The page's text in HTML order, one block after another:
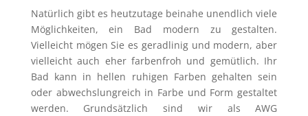
Natürlich gibt es heutzutage beinahe unendlich viele
Möglichkeiten, ein Bad modern zu gestalten.
Vielleicht mögen Sie es geradlinig und modern, aber
vielleicht auch eher farbenfroh und gemütlich. Ihr
Bad kann in hellen ruhigen Farben gehalten sein
oder abwechslungreich in Farbe und Form gestaltet
werden. Grundsätzlich sind wir als AWG